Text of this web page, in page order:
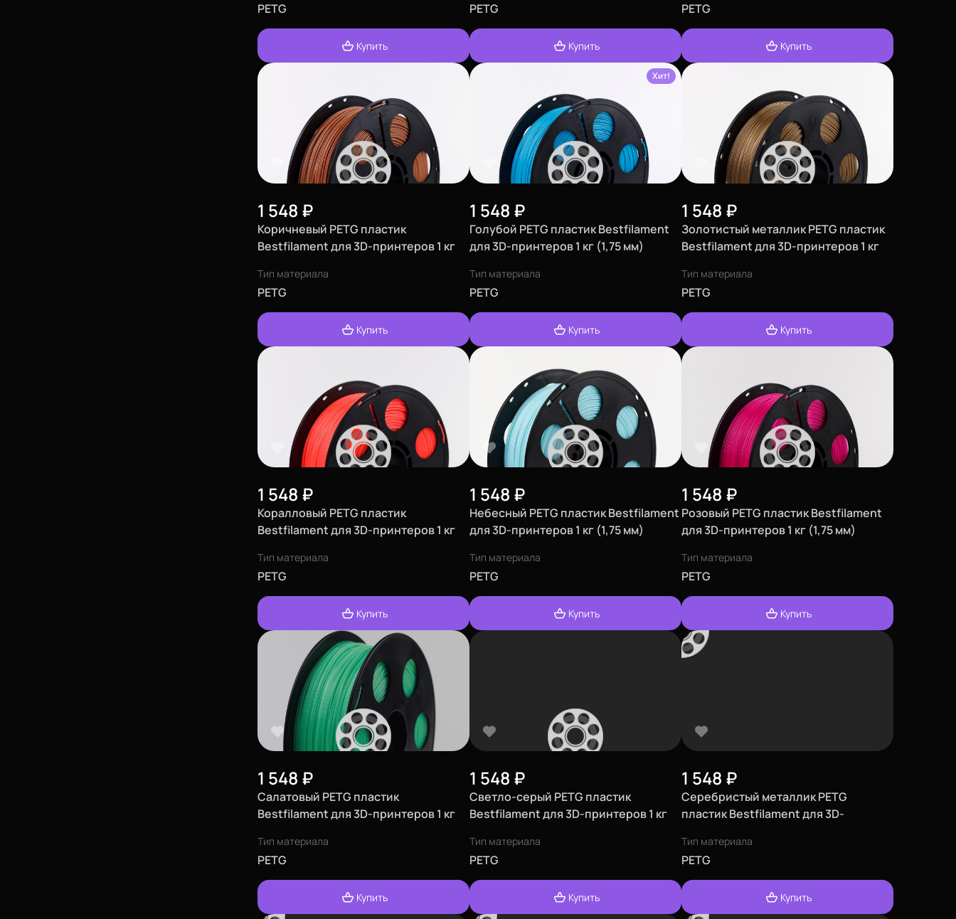
PETG
Купить
PETG
Купить
PETG
Купить
1 548 ₽
Коричневый PETG пластик
Bestfilament для 3D-принтеров 1 кг
Тип материала
PETG
Купить
Хит!
1 548 ₽
Голубой PETG пластик Bestfilament
для 3D-принтеров 1 кг (1,75 мм)
Тип материала
PETG
Купить
1 548 ₽
Золотистый металлик PETG пластик
Bestfilament для 3D-принтеров 1 кг
Тип материала
PETG
Купить
1 548 ₽
Коралловый PETG пластик
Bestfilament для 3D-принтеров 1 кг
Тип материала
PETG
Купить
1 548 ₽
Небесный PETG пластик Bestfilament
для 3D-принтеров 1 кг (1,75 мм)
Тип материала
PETG
Купить
1 548 ₽
Розовый PETG пластик Bestfilament
для 3D-принтеров 1 кг (1,75 мм)
Тип материала
PETG
Купить
1 548 ₽
Салатовый PETG пластик
Bestfilament для 3D-принтеров 1 кг
Тип материала
PETG
Купить
1 548 ₽
Светло-серый PETG пластик
Bestfilament для 3D-принтеров 1 кг
Тип материала
PETG
Купить
1 548 ₽
Серебристый металлик PETG
пластик Bestfilament для 3D-
Тип материала
PETG
Купить